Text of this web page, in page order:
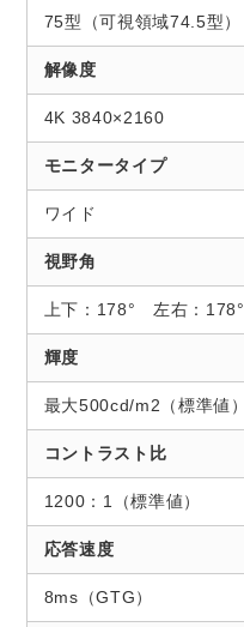
75型（可視領域74.5型）
解像度
4K 3840×2160
モニタータイプ
ワイド
視野角
上下：178° 左右：178°
輝度
最大500cd/m2（標準値）
コントラスト比
1200：1（標準値）
応答速度
8ms（GTG）